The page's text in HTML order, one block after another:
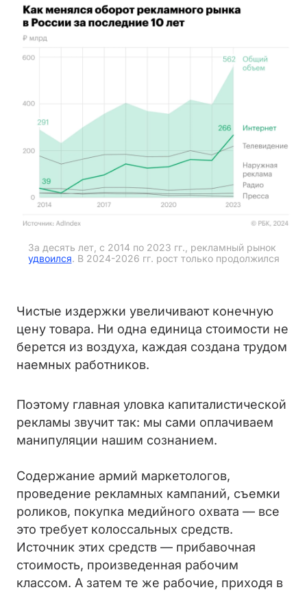
удвоился. В 2024-2026 гг. рост только продолжился
Чистые издержки увеличивают конечную
цену товара. Ни одна единица стоимости не
берется из воздуха, каждая создана трудом
наемных работников.
Поэтому главная уловка капиталистической
рекламы звучит так: мы сами оплачиваем
манипуляции нашим сознанием.
Содержание армий маркетологов,
проведение рекламных кампаний, съемки
роликов, покупка медийного охвата — все
это требует колоссальных средств.
Источник этих средств — прибавочная
стоимость, произведенная рабочим
классом. А затем те же рабочие, приходя в